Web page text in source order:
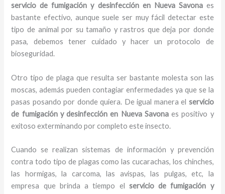
servicio de fumigación y desinfecciónen Nueva Savona es
bastante efectivo, aunque suele ser muy fácil detectar este
tipo de animal por su tamaño y rastros que deja por donde
pasa, debemos tener cuidado y hacer un protocolo de
bioseguridad.
Otro tipo de plaga que resulta ser bastante molesta son las
moscas, además pueden contagiar enfermedades ya que se la
pasas posando por donde quiera. De igual manera el servicio
de fumigación y desinfección en Nueva Savonaes positivo y
exitoso exterminando por completo este insecto.
Cuando se realizan sistemas de información y prevención
contra todo tipo de plagas como las cucarachas, los chinches,
las hormigas, la carcoma, las avispas, las pulgas, etc, la
empresa que brinda a tiempo el servicio de fumigación y